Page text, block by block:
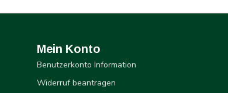
Mein Konto
Benutzerkonto Information
Widerruf beantragen